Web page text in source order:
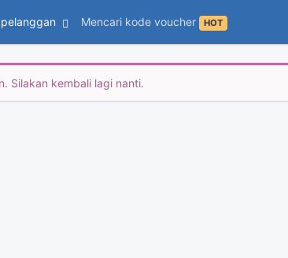
Mencari kode voucher HOT
Silakan kembali lagi nanti.